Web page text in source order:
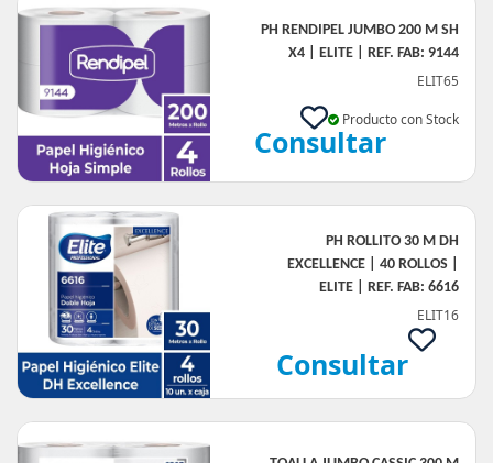
PH RENDIPEL JUMBO 200 M SH
X4 | ELITE | REF. FAB: 9144
ELIT65
Producto con Stock
Consultar
PH ROLLITO 30 M DH
EXCELLENCE | 40 ROLLOS |
ELITE | REF. FAB: 6616
ELIT16
Consultar